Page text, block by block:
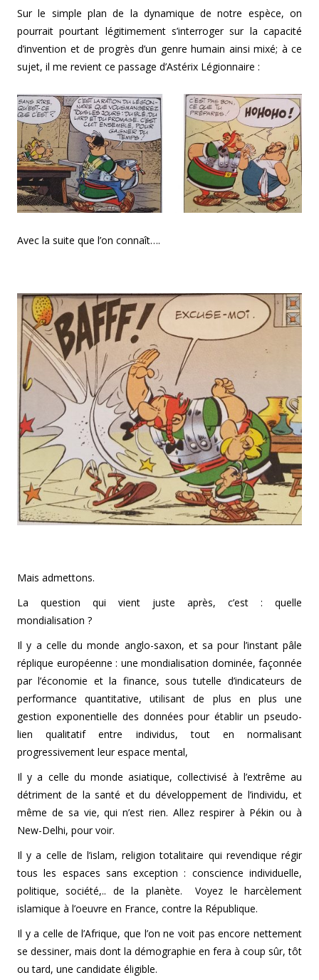
Sur le simple plan de la dynamique de notre espèce, on
pourrait pourtant légitimement s’interroger sur la capacité
d’invention et de progrès d’un genre humain ainsi mixé; à ce
sujet, il me revient ce passage d’Astérix Légionnaire :
Avec la suite que l’on connaît….
Mais admettons.
La question qui vient juste après, c’est : quelle
mondialisation ?
Il y a celle du monde anglo-saxon, et sa pour l’instant pâle
réplique européenne : une mondialisation dominée, façonnée
par l’économie et la finance, sous tutelle d’indicateurs de
performance quantitative, utilisant de plus en plus une
gestion exponentielle des données pour établir un pseudo-
lien qualitatif entre individus, tout en normalisant
progressivement leur espace mental,
Il y a celle du monde asiatique, collectivisé à l’extrême au
détriment de la santé et du développement de l’individu, et
même de sa vie, qui n’est rien. Allez respirer à Pékin ou à
New-Delhi, pour voir.
Il y a celle de l’islam, religion totalitaire qui revendique régir
tous les espaces sans exception : conscience individuelle,
politique, société,.. de la planète. Voyez le harcèlement
islamique à l’oeuvre en France, contre la République.
Il y a celle de l’Afrique, que l’on ne voit pas encore nettement
se dessiner, mais dont la démographie en fera à coup sûr, tôt
ou tard, une candidate éligible.